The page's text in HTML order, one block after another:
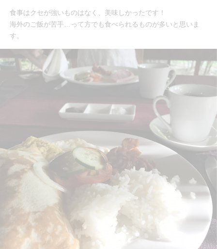
食事はクセが強いものはなく、美味しかったです！
海外のご飯が苦手…って方でも食べられるものが多いと思いま
す。